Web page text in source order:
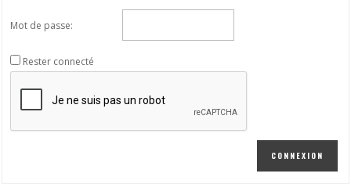
Mot de passe:
Rester connecté
CONNEXION